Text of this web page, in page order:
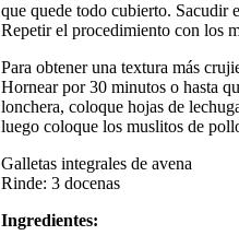
que quede todo cubierto. Sacudir
Repetir el procedimiento con los
Para obtener una textura más
Hornear por 30 minutos o hasta
lonchera, coloque hojas de
luego coloque los muslitos de
Galletas integrales de avena
Rinde: 3 docenas
Ingredientes: